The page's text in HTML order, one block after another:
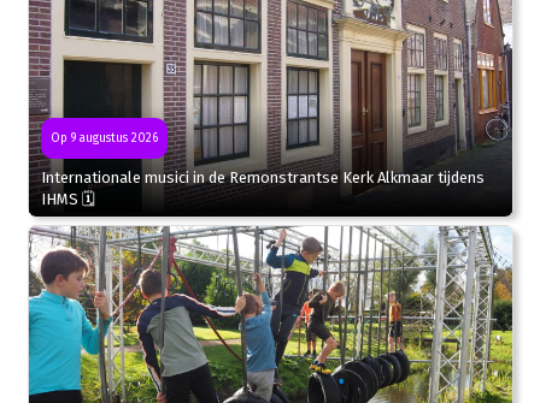
Op 9 augustus 2026
Internationale musici in de Remonstrantse Kerk Alkmaar tijdens
IHMS 🗓